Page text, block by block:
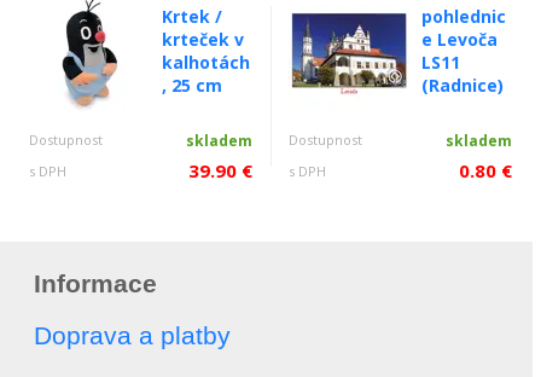
Krtek /
krteček v
kalhotách
, 25 cm
Dostupnost skladem
s DPH 39.90 €
pohlednic
e Levoča
LS11
(Radnice)
Dostupnost skladem
s DPH 0.80 €
Informace
Doprava a platby